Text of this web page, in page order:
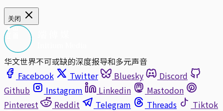
关闭
华文世界不可或缺的深度报导和多元声音
Facebook
Twitter Bluesky
Discord
Github
Instagram Linkedin
Mastodon
Pinterest
Reddit Telegram Threads
Tiktok